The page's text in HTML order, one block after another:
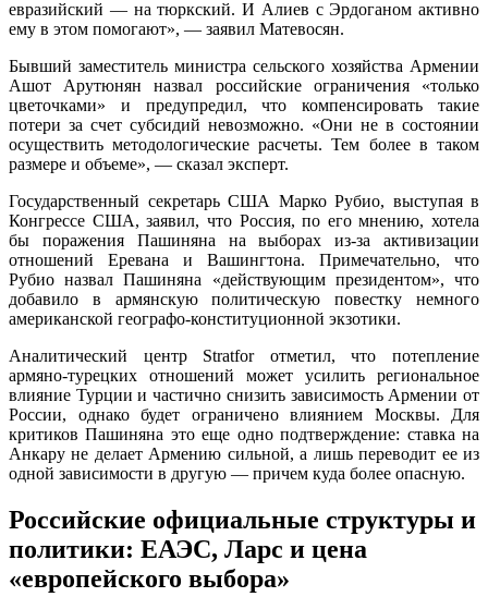
евразийский — на тюркский. И Алиев с Эрдоганом активно
ему в этом помогают», — заявил Матевосян.
Бывший заместитель министра сельского хозяйства Армении
Ашот Арутюнян назвал российские ограничения «только
цветочками» и предупредил, что компенсировать такие
потери за счет субсидий невозможно. «Они не в состоянии
осуществить методологические расчеты. Тем более в таком
размере и объеме», — сказал эксперт.
Государственный секретарь США Марко Рубио, выступая в
Конгрессе США, заявил, что Россия, по его мнению, хотела
бы поражения Пашиняна на выборах из-за активизации
отношений Еревана и Вашингтона. Примечательно, что
Рубио назвал Пашиняна «действующим президентом», что
добавило в армянскую политическую повестку немного
американской географо-конституционной экзотики.
Аналитический центр Stratfor отметил, что потепление
армяно-турецких отношений может усилить региональное
влияние Турции и частично снизить зависимость Армении от
России, однако будет ограничено влиянием Москвы. Для
критиков Пашиняна это еще одно подтверждение: ставка на
Анкару не делает Армению сильной, а лишь переводит ее из
одной зависимости в другую — причем куда более опасную.
Российские официальные структуры и
политики: ЕАЭС, Ларс и цена
«европейского выбора»